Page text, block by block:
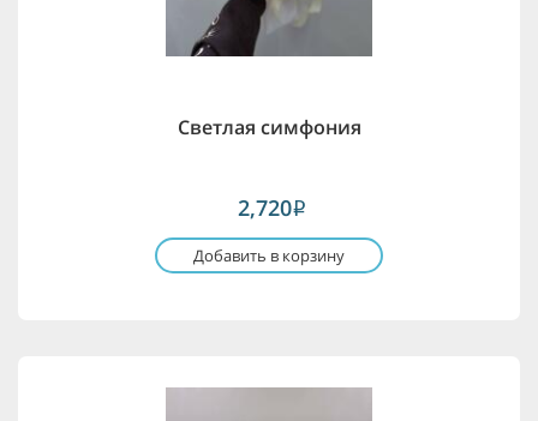
Светлая симфония
2,720i
Добавить в корзину